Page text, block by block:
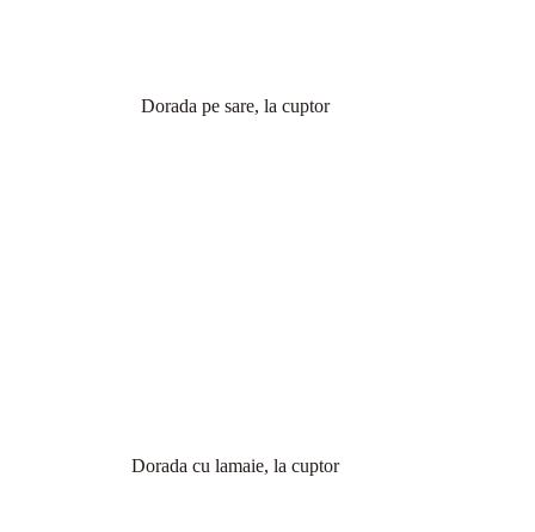
Dorada pe sare, la cuptor
Dorada cu lamaie, la cuptor